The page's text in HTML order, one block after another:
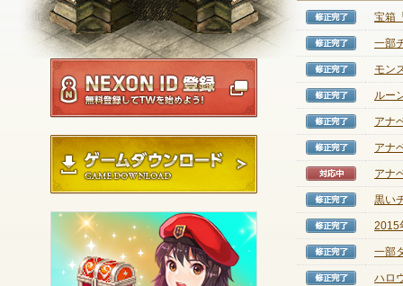
NEXON ID登録
ゲームダウンロード
修正完
宝箱
修正完
一部
修正完
モン
修正完
ルー
修正完
アナ
修正完
アナ
対応中
アナ
修正完
黒い
修正完
2015
修正完
一部
修正完
ハロ